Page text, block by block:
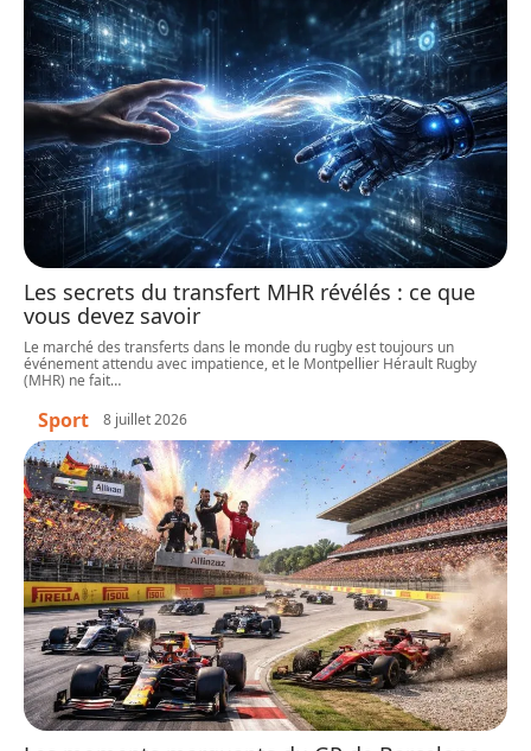
Les secrets du transfert MHR révélés : ce que
vous devez savoir
Le marché des transferts dans le monde du rugby est toujours un
événement attendu avec impatience, et le Montpellier Hérault Rugby
(MHR) ne fait…
Sport 8 juillet 2026